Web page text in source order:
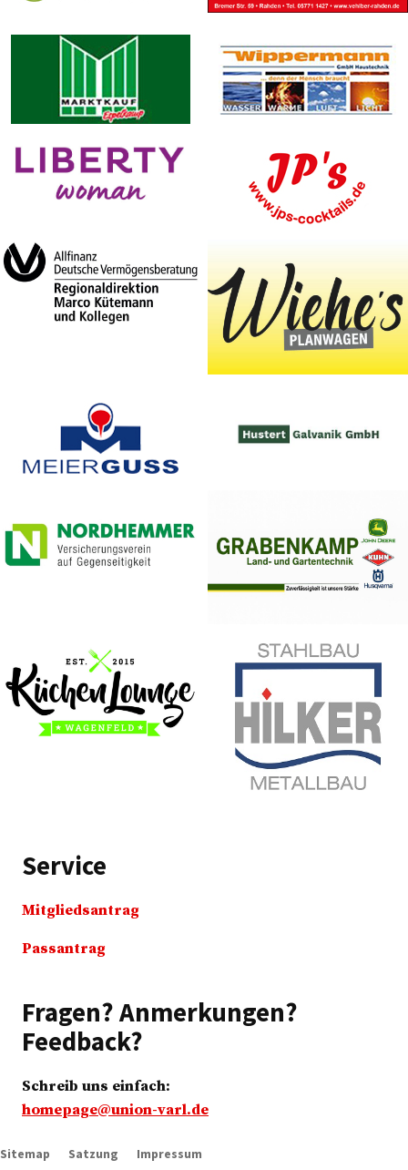
Service
Mitgliedsantrag
Passantrag
Fragen? Anmerkungen?
Feedback?
Schreib uns einfach:
homepage@union-varl.de
Sitemap Satzung Impressum